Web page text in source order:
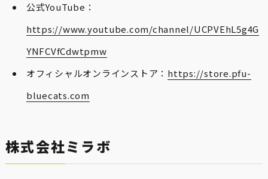
公式YouTube：
https://www.youtube.com/channel/UCPVEhL5g4G
YNFCVfCdwtpmw
オフィシャルオンラインストア： https://store.pfu-
bluecats.com
株式会社ミラボ